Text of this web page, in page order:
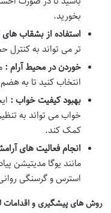
بخورید.
استفاده از بشقاب
تر می تواند به
خوردن در محیط آرام :
انتخاب کنید تا به
بهبود کیفیت خواب :
خواب می تواند به
کمک کند.
انجام فعالیت های
مانند یوگا مدیتیشن
استرس و گرسنگی
روش های پیشگیری و اقدامات